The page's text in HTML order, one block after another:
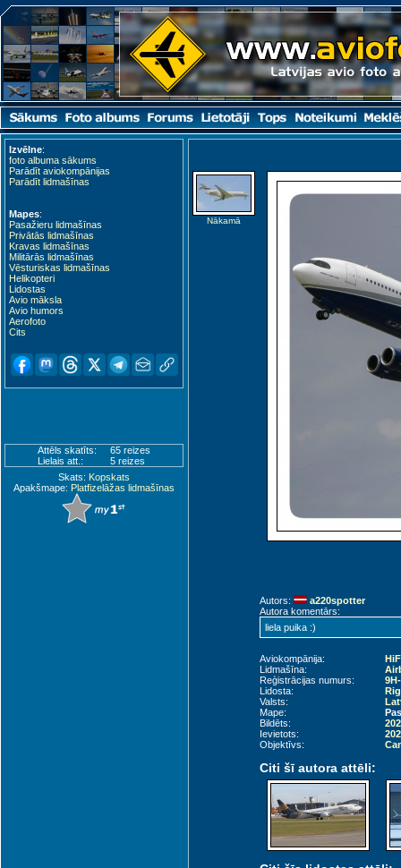
Izvēlne:
foto albuma sākums
Parādīt aviokompānijas
Parādīt lidmašīnas
Mapes:
Pasažieru lidmašīnas
Privātās lidmašīnas
Kravas lidmašīnas
Militārās lidmašīnas
Vēsturiskas lidmašīnas
Helikopteri
Lidostas
Avio māksla
Avio humors
Aerofoto
Cits
Attēls skatīts:
65 reizes
Lielais att.:
5 reizes
Skats: Kopskats
Apakšmape: Platfizelāžas lidmašīnas
Nākamā
Autors:
a220spotter
Autora komentārs:
liela puika :)
Aviokompānija:
Lidmašīna:
Reģistrācijas numurs:
Lidosta:
Valsts:
Mape:
Bildēts:
Ievietots:
Objektīvs:
Citi šī autora attēli: